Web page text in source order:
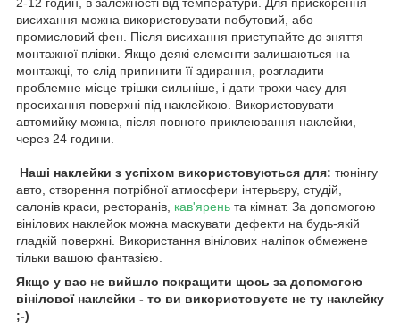
висихання можна використовувати побутовий, або
промисловий фен. Після висихання приступайте до зняття
монтажної плівки. Якщо деякі елементи залишаються на
монтажці, то слід припинити її здирання, розгладити
проблемне місце трішки сильніше, і дати трохи часу для
просихання поверхні під наклейкою. Використовувати
автомийку можна, після повного приклеювання наклейки,
через 24 години.
Наші наклейки з успіхом використовуються для: тюнінгу
авто, створення потрібної атмосфери інтерьєру, студій,
салонів краси, ресторанів, кав'ярень та кімнат. За допомогою
вінілових наклейок можна маскувати дефекти на будь-якій
гладкій поверхні. Використання вінілових наліпок обмежене
тільки вашою фантазією.
Якщо у вас не вийшло покращити щось за допомогою
вінілової наклейки - то ви використовуєте не ту наклейку
;-)